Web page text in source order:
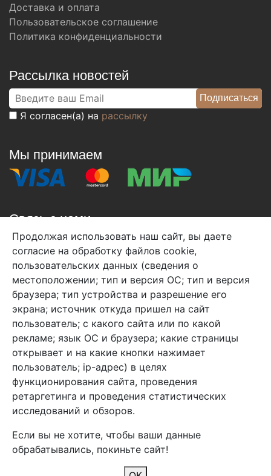
Доставка и оплата
Пользовательское соглашение
Политика конфиденциальности
Рассылка новостей
Я согласен(а) на рассылку
Мы принимаем
Связь с нами
+7 (495) 933-38-08
info@arben-textile.ru- оптовые продажи
Арбен текстиль г. Щелково, пер.
1-й Советский д.25, владение 2.
Мы в соц. сетях
2026 Copyright © Арбен
Продолжая использовать наш сайт, вы даете
согласие на обработку файлов cookie,
пользовательских данных (сведения о
местоположении; тип и версия ОС; тип и версия
браузера; тип устройства и разрешение его
экрана; источник откуда пришел на сайт
пользователь; с какого сайта или по какой
рекламе; язык ОС и браузера; какие страницы
открывает и на какие кнопки нажимает
пользователь; ip-адрес) в целях
функционирования сайта, проведения
ретаргетинга и проведения статистических
исследований и обзоров.
Если вы не хотите, чтобы ваши данные
обрабатывались, покиньте сайт!